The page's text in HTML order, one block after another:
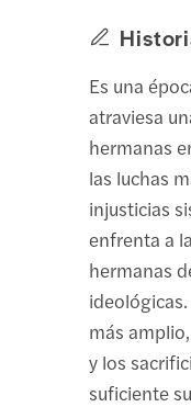
Es una
atraviesa
hermanas
las luchas
injusticias
enfrenta a
hermanas
más
y los
suficiente